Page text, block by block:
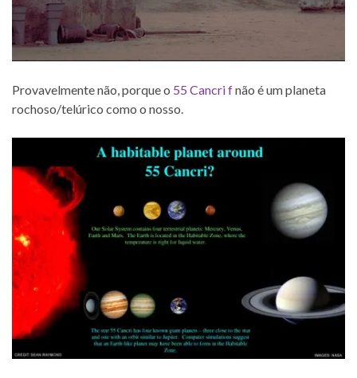
Provavelmente não, porque o 55 Cancri fnão é um planeta
rochoso/telúrico como o nosso.